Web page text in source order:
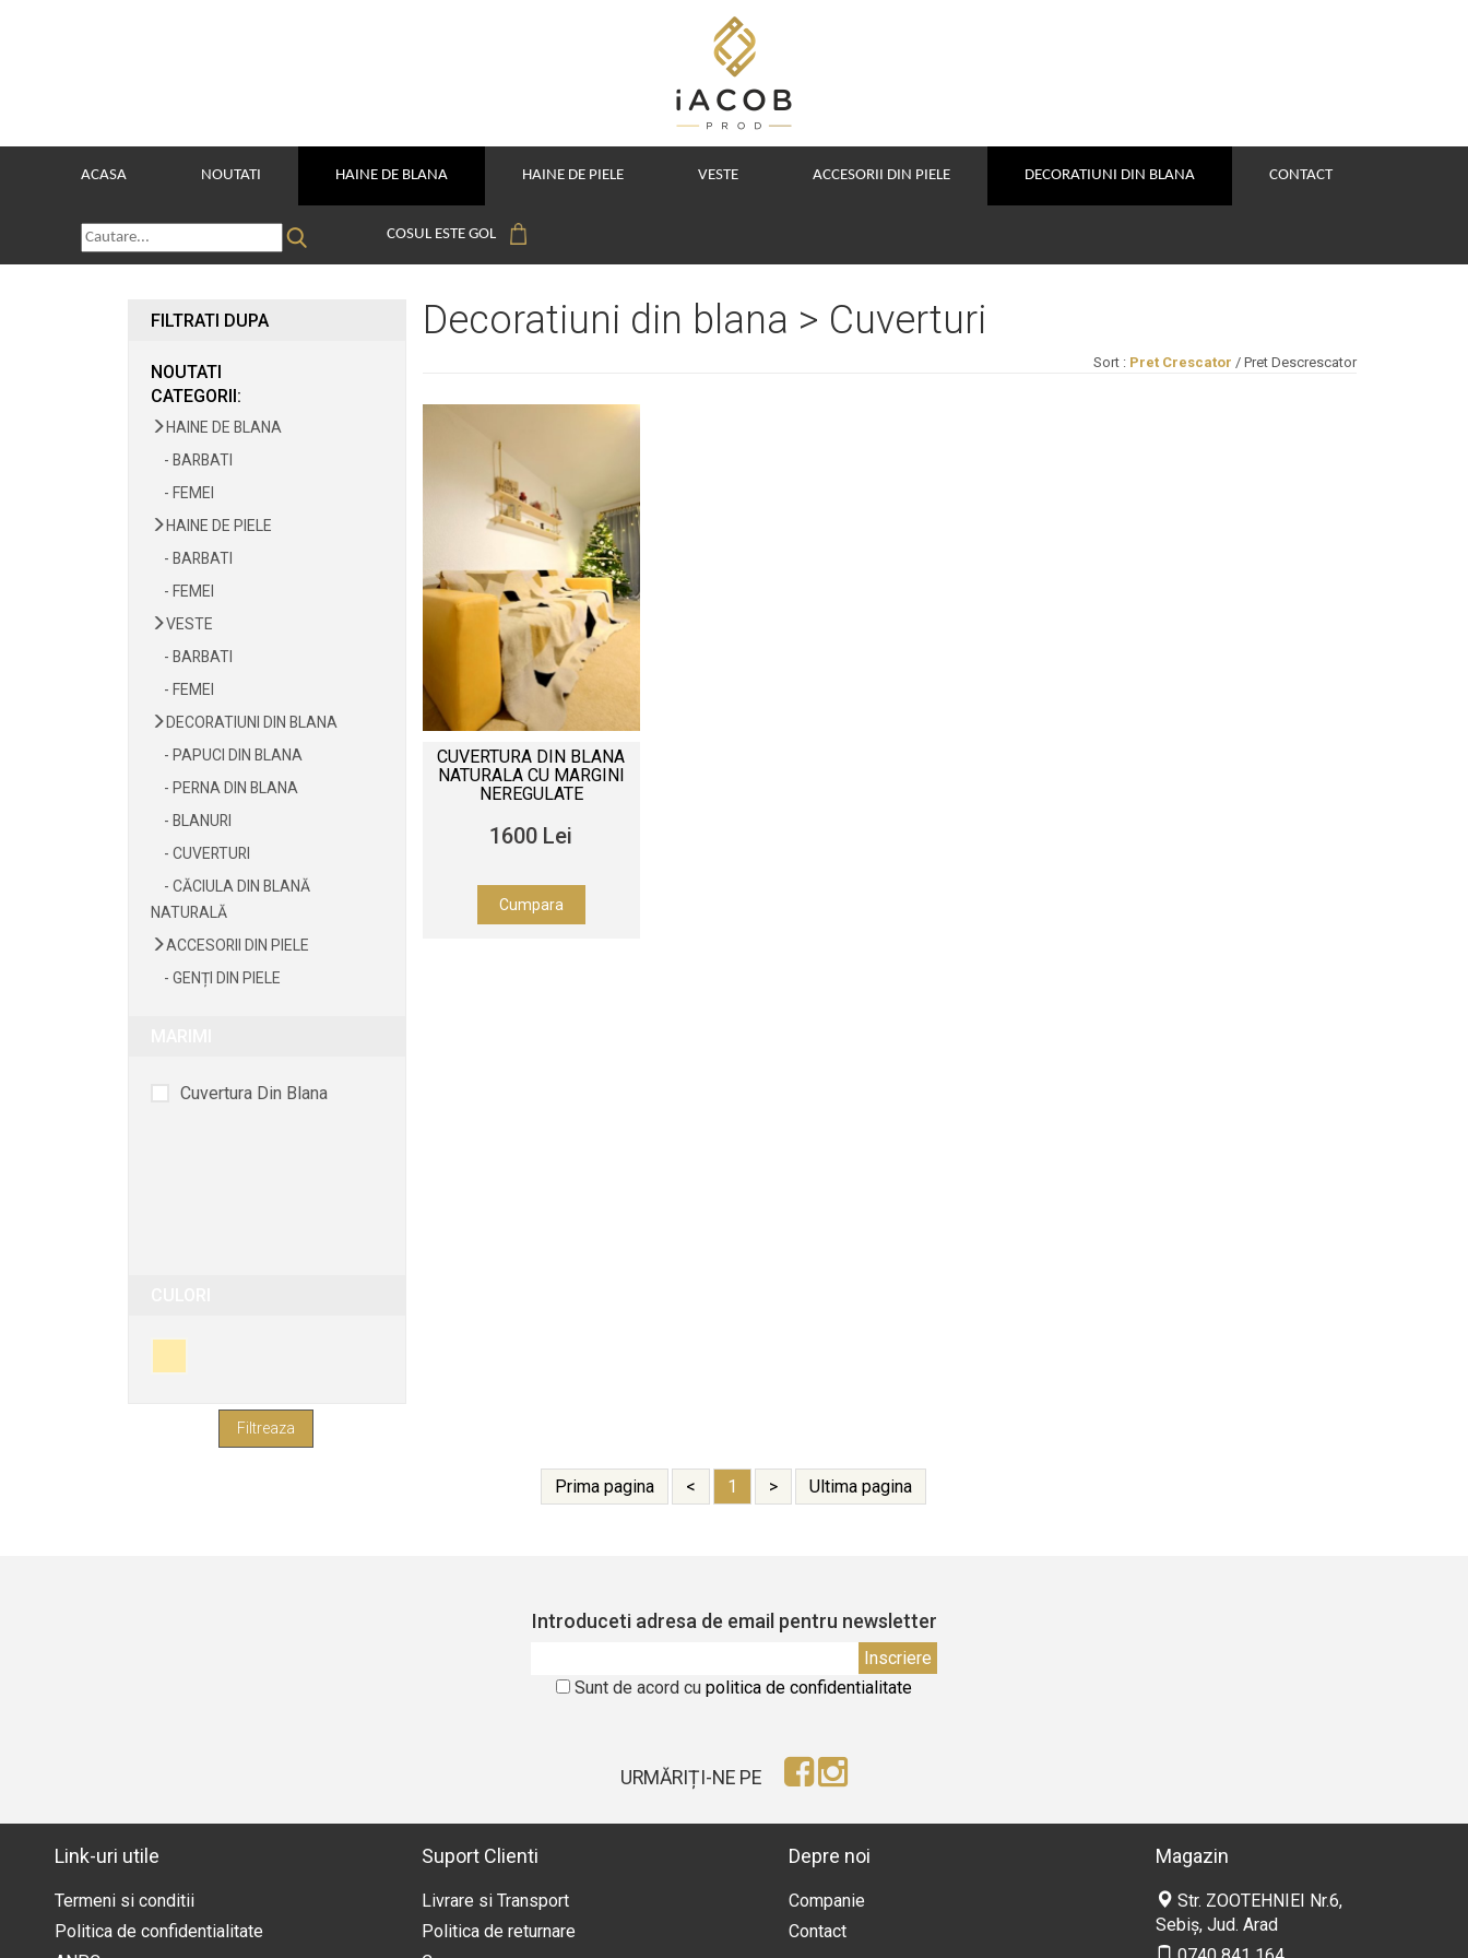
ACASA NOUTATI HAINE DE BLANA HAINE DE PIELE VESTE ACCESORII DIN PIELE DECORATIUNI DIN BLANA CONTACT
COSUL ESTE GOL
FILTRATI DUPA
NOUTATI
CATEGORII:
HAINE DE BLANA
- BARBATI
- FEMEI
HAINE DE PIELE
- BARBATI
- FEMEI
VESTE
- BARBATI
- FEMEI
DECORATIUNI DIN BLANA
- PAPUCI DIN BLANA
- PERNA DIN BLANA
- BLANURI
- CUVERTURI
- CĂCIULA DIN BLANĂ
NATURALĂ
ACCESORII DIN PIELE
- GENȚI DIN PIELE
Cuvertura Din Blana
Decoratiuni din blana > Cuverturi
Sort : Pret Crescator / Pret Descrescator
CUVERTURA DIN BLANA
NATURALA CU MARGINI
NEREGULATE
1600 Lei
Cumpara
Prima pagina < 1 > Ultima pagina
Introduceti adresa de email pentru newsletter
Sunt de acord cu politica de confidentialitate
URMĂRIȚI-NE PE
Link-uri utile
Termeni si conditii
Politica de confidentialitate
Suport Clienti
Livrare si Transport
Politica de returnare
Depre noi
Companie
Contact
Magazin
Str. ZOOTEHNIEI Nr.6,
Sebiș, Jud. Arad